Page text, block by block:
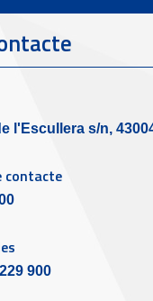
l'Escullera s/n,
contacte
900